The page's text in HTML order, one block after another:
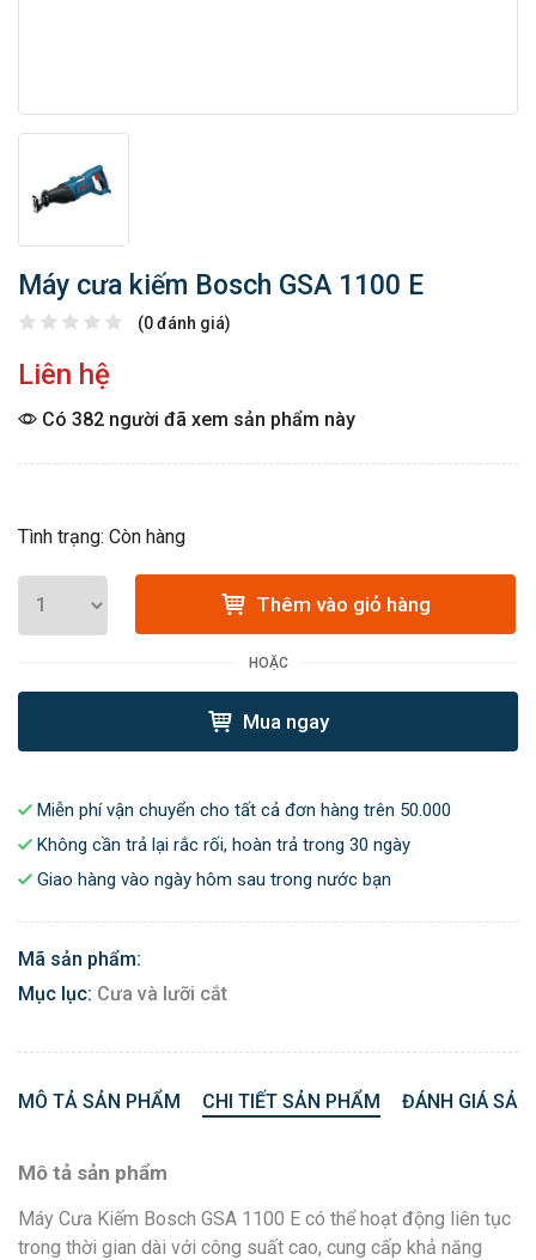
Máy cưa kiếm Bosch GSA 1100 E
(0 đánh giá)
Liên hệ
Có 382 người đã xem sản phẩm này
Tình trạng: Còn hàng
Thêm vào giỏ hàng
HOẶC
Mua ngay
Miễn phí vận chuyển cho tất cả đơn hàng trên 50.000
Không cần trả lại rắc rối, hoàn trả trong 30 ngày
Giao hàng vào ngày hôm sau trong nước bạn
Mã sản phẩm:
Mục lục: Cưa và lưỡi cắt
MÔ TẢ SẢN PHẨM CHI TIẾT SẢN PHẨM ĐÁNH GIÁ
Mô tả sản phẩm
Máy Cưa Kiếm Bosch GSA 1100 E có thể hoạt động liên tục
trong thời gian dài với công suất cao, cung cấp khả năng